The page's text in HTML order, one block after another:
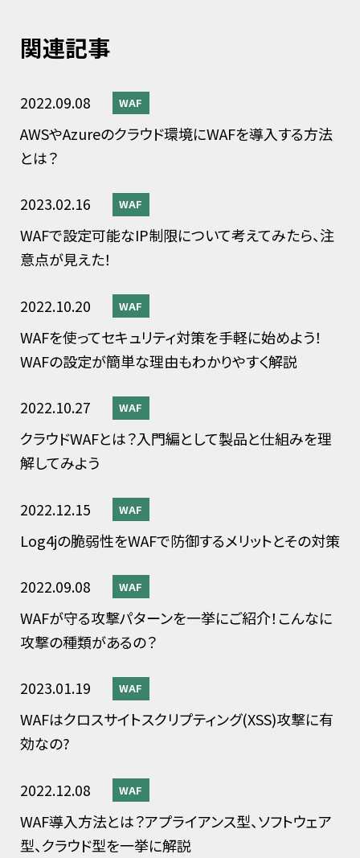
関連記事
2022.09.08 WAF
AWSやAzureのクラウド環境にWAFを導入する方法
とは？
2023.02.16 WAF
WAFで設定可能なIP制限について考えてみたら、注
意点が見えた！
2022.10.20 WAF
WAFを使ってセキュリティ対策を手軽に始めよう！
WAFの設定が簡単な理由もわかりやすく解説
2022.10.27 WAF
クラウドWAFとは？入門編として製品と仕組みを理
解してみよう
2022.12.15 WAF
Log4jの脆弱性をWAFで防御するメリットとその対策
2022.09.08 WAF
WAFが守る攻撃パターンを一挙にご紹介！こんなに
攻撃の種類があるの？
2023.01.19 WAF
WAFはクロスサイトスクリプティング(XSS)攻撃に有
効なの?
2022.12.08 WAF
WAF導入方法とは？アプライアンス型、ソフトウェア
型、クラウド型を一挙に解説